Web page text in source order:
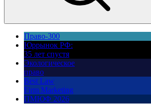
Право-300
Юррынок РФ:
35 лет спустя
Экологическое
право
Best Law
Firm Marketing
ПМЮФ 2026